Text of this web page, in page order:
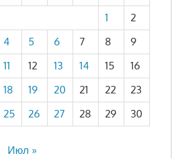
1
2
4 5 6 7 8
9
11 12 13 14 15
16
18 19 20 21 22
23
25 26 27 28 29 30
Июл »